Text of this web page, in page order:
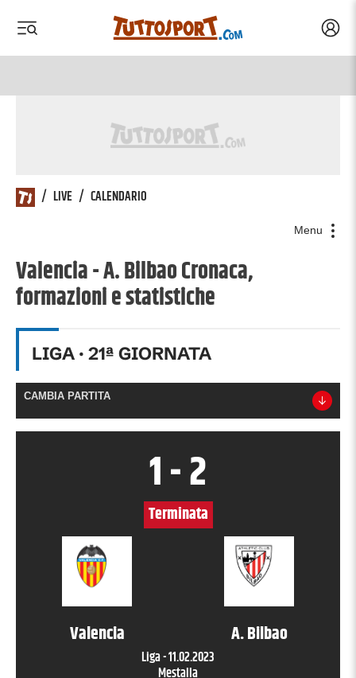
/ LIVE / CALENDARIO
Menu
Valencia - A. Bilbao Cronaca,
formazioni e statistiche
LIGA · 21ª GIORNATA
CAMBIA PARTITA
Valencia A. Bilbao
1-2
Terminata
Liga-11.02.2023
Mestalla